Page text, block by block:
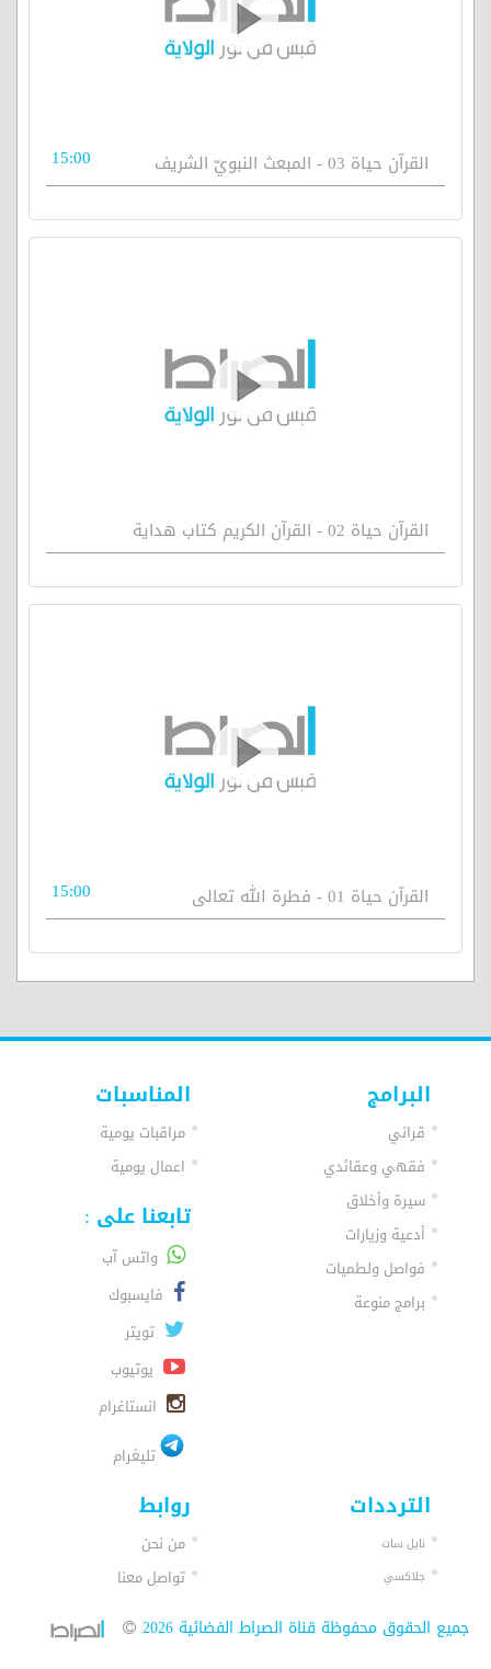
القرآن حياة 03 - المبعث النبويّ الشريف 15:00
القرآن حياة 02 - القرآن الكريم كتاب هداية
القرآن حياة 01 - فطرة الله تعالى 15:00
البرامج
قراني
فقهي وعقائدي
سيرة وأخلاق
أدعية وزيارات
فواصل ولطميات
برامج منوعة
المناسبات
مراقبات يومية
اعمال يومية
تابعنا على :
واتس آب
فايسبوك
تويتر
يوتيوب
انستاغرام
تليغرام
الترددات
نايل سات
جلاكسي
روابط
من نحن
تواصل معنا
جميع الحقوق محفوظة قناة الصراط الفضائية 2026